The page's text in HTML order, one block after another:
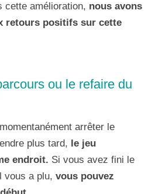
cette amélioration, nous avons
retours positifs sur cette
ou le refaire du
arrêter le
plus tard, le jeu
endroit. Si vous avez fini le
vous a plu,vous pouvez